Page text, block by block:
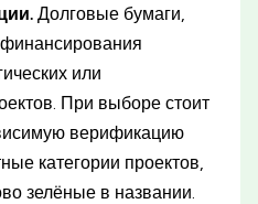
Долговые бумаги,
или
При выборе стоит
верификацию
категории проектов,
зелёные в названии.